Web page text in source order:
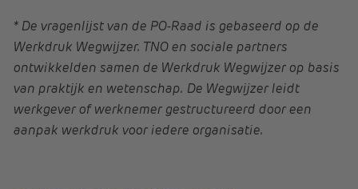
* De vragenlijst van de PO-Raad is gebaseerd op de
Werkdruk Wegwijzer. TNO en sociale partners
ontwikkelden samen de Werkdruk Wegwijzer op basis
van praktijk en wetenschap. De Wegwijzer leidt
werkgever of werknemer gestructureerd door een
aanpak werkdruk voor iedere organisatie.